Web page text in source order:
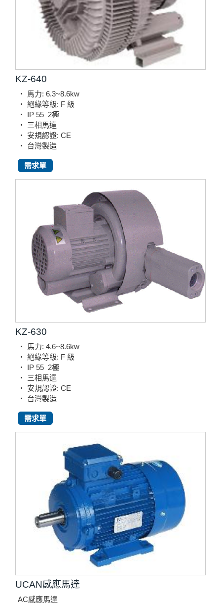
KZ-640
‧ 馬力: 6.3~8.6kw
‧ 絕緣等級: F 級
‧ IP 55 2極
‧ 三相馬達
‧ 安規認證: CE
‧ 台灣製造
需求單
KZ-630
‧ 馬力: 4.6~8.6kw
‧ 絕緣等級: F 級
‧ IP 55 2極
‧ 三相馬達
‧ 安規認證: CE
‧ 台灣製造
需求單
UCAN感應馬達
AC感應馬達